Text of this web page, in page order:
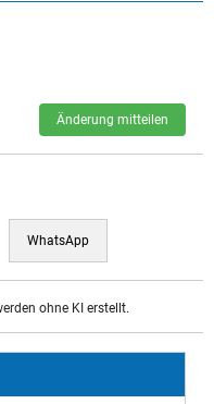
Änderung mitteilen
WhatsApp
ohne KI erstellt.